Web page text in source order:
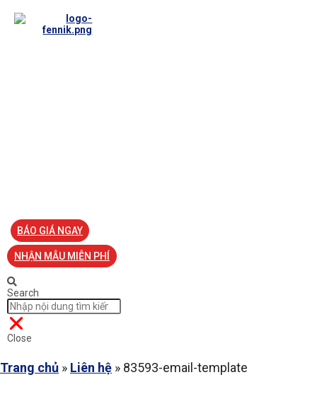
BÁO GIÁ NGAY
NHẬN MẪU MIỄN PHÍ
Search
Close
Trang chủ » Liên hệ » 83593-email-template